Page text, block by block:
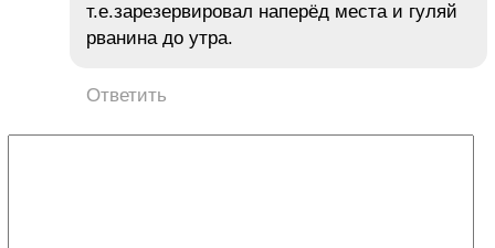
т.е.зарезервировал наперёд места и гуляй
рванина до утра.
Ответить